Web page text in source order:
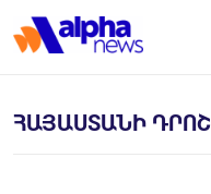
ՀԱՅԱՍՏԱՆԻ ԴՐՈՇ